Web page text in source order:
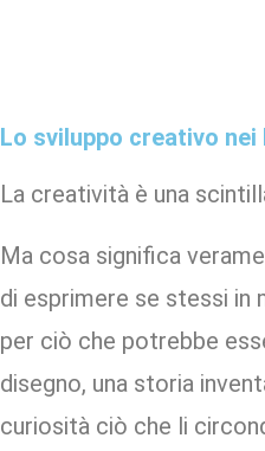
Lo sviluppo creativo nei
La creatività è una
Ma cosa significa
di esprimere se stessi in
per ciò che potrebbe
disegno, una storia
curiosità ciò che li